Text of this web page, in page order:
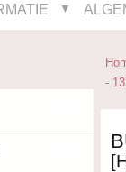
▼
-